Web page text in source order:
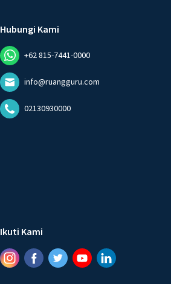
Hubungi Kami
+62 815-7441-0000
info@ruangguru.com
02130930000
Ikuti Kami